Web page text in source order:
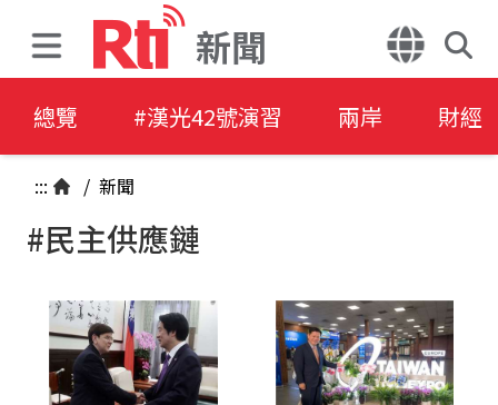
新聞
總覽 #漢光42號演習 兩岸 財經
::: / 新聞
#民主供應鏈